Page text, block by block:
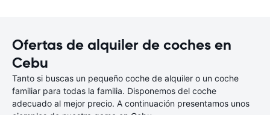
Ofertas de alquiler de coches en
Cebu
Tanto si buscas un pequeño coche de alquiler o un coche
familiar para todas la familia. Disponemos del coche
adecuado al mejor precio. A continuación presentamos unos